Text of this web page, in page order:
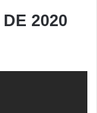
2020